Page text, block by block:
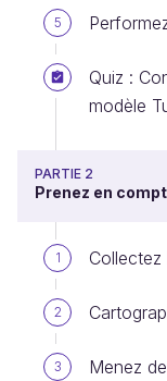
5
Quiz :
modèle
PARTIE 2
Prenez en
1 Collectez
2
3 Menez